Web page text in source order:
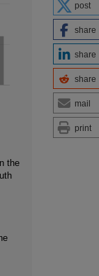
post
share
share
share
mail
print
the